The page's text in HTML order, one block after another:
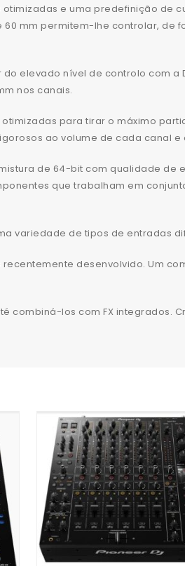
e uma predefinição
mm permitem-lhe controlar, de
elevado nível de controlo com a
nos canais.
para tirar o máximo
ao volume de cada canal
de 64-bit com qualidade
que trabalham em
variedade de tipos de entradas
desenvolvido. Um
combiná-los com FX integrados.